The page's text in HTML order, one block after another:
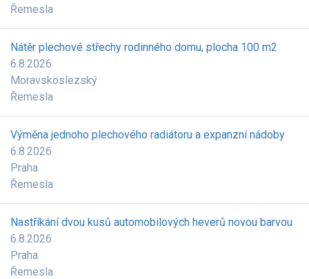
Řemesla
Nátěr plechové střechy rodinného domu, plocha 100 m2
6.8.2026
Moravskoslezský
Řemesla
Výměna jednoho plechového radiátoru a expanzní nádoby
6.8.2026
Praha
Řemesla
Nastříkání dvou kusů automobilových heverů novou barvou
6.8.2026
Praha
Řemesla